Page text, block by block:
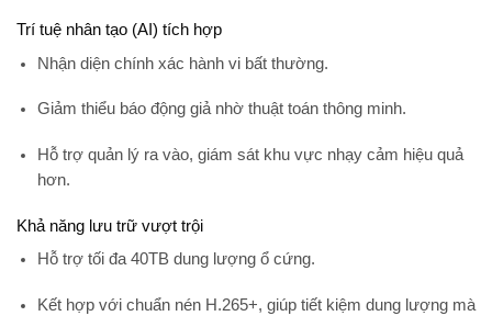
Trí tuệ nhân tạo (AI) tích hợp
Nhận diện chính xác hành vi bất thường.
Giảm thiểu báo động giả nhờ thuật toán thông minh.
Hỗ trợ quản lý ra vào, giám sát khu vực nhạy cảm hiệu quả
hơn.
Khả năng lưu trữ vượt trội
Hỗ trợ tối đa 40TB dung lượng ổ cứng.
Kết hợp với chuẩn nén H.265+, giúp tiết kiệm dung lượng mà